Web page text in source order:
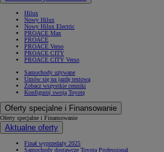
Hilux
Nowy Hilux
Nowy Hilux Electric
PROACE Max
PROACE
PROACE Verso
PROACE CITY
PROACE CITY Verso
Samochody używane
Umów się na jazdę testową
Zobacz wszystkie cenniki
Konfiguruj swoją Toyotę
Oferty specjalne i Finansowanie
Oferty specjalne i Finansowanie
Aktualne oferty
Finał wyprzedaży 2025
Samochody dostawcze Toyota Professional